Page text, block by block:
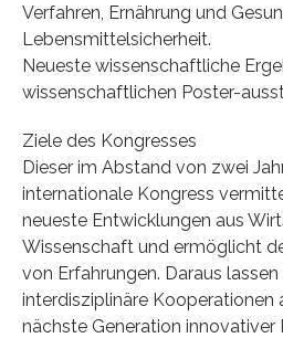
Verfahren, Ernährung und
Lebensmittelsicherheit.
Neueste wissenschaftliche
wissenschaftlichen Poster-
Ziele des Kongresses
Dieser im Abstand von zwei
internationale Kongress
neueste Entwicklungen aus
Wissenschaft und ermöglicht
von Erfahrungen. Daraus
interdisziplinäre Kooperationen
nächste Generation innovativer